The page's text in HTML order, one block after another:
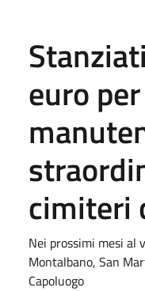
euro
cimiteri
Nei prossimi mesi al
Montalbano, San
Capoluogo